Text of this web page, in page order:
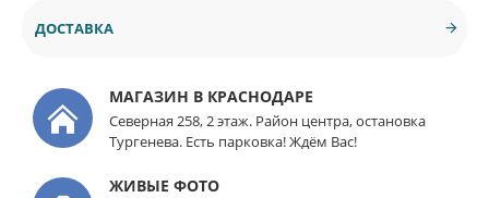
ДОСТАВКА
МАГАЗИН В КРАСНОДАРЕ
Северная 258, 2 этаж. Район центра, остановка
Тургенева. Есть парковка! Ждём Вас!
ЖИВЫЕ ФОТО